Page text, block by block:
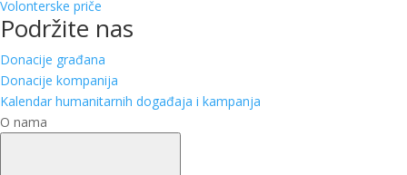
Volonterske priče
Podržite nas
Donacije građana
Donacije kompanija
Kalendar humanitarnih događaja i kampanja
O nama